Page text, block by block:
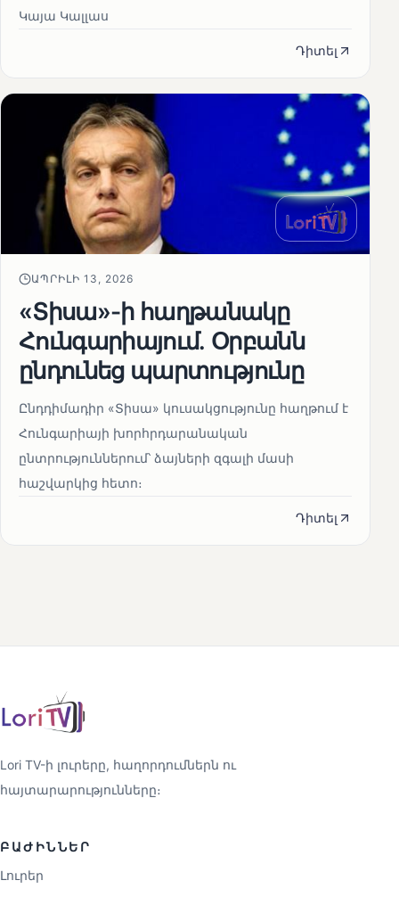
Կայա Կալլաս
Դիտել
ԱՊՐԻԼԻ 13, 2026
«Տիսա»-ի հաղթանակը
Հունգարիայում․ Օրբանն
ընդունեց պարտությունը
Ընդդիմադիր «Տիսա» կուսակցությունը հաղթում է
Հունգարիայի խորհրդարանական
ընտրություններում՝ ձայների զգալի մասի
հաշվարկից հետո։
Դիտել
Lori TV-ի լուրերը, հաղորդումներն ու
հայտարարությունները։
ԲԱԺԻՆՆԵՐ
Լուրեր